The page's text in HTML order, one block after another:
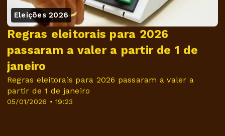
Eleições 2026
05/01/2026 • 19:23
Regras eleitorais para 2026
passaram a valer a partir de 1 de
janeiro
Regras eleitorais para 2026 passaram a valer a
partir de 1 de janeiro